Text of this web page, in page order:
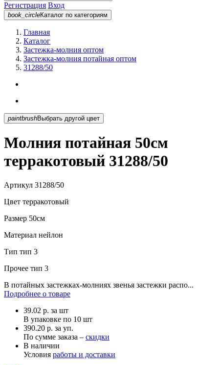
Регистрация Вход
book_circleКаталог по категориям
Главная
Каталог
Застежка-молния оптом
Застежка-молния потайная оптом
31288/50
paintbrush Выбрать другой цвет
Молния потайная 50см
терракотовый 31288/50
Артикул 31288/50
Цвет терракотовый
Размер 50см
Материал нейлон
Тип тип 3
Прочее тип 3
В потайных застежках-молниях звенья застежки распо...
Подробнее о товаре
39.02 р. за шт
В упаковке по 10 шт
390.20 р. за уп.
По сумме заказа – скидки
В наличии
Условия работы и доставки